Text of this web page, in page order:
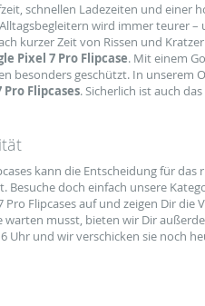
schnellen Ladezeiten und einer
wird immer teurer –
kurzer Zeit von Rissen und
Pixel 7 Pro Flipcase. Mit einem
besonders geschützt. In unserem
Flipcases. Sicherlich ist auch
kann die Entscheidung für das
Besuche doch einfach unsere
Flipcases auf und zeigen Dir die
warten musst, bieten wir Dir
Uhr und wir verschicken sie noch